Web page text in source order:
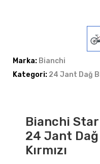
Marka: Bianchi
Kategori: 24 Jant Dağ
Bianchi Star
24 Jant
Kırmızı